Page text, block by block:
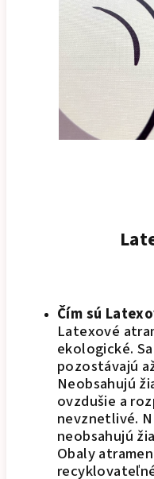
Čím sú
Latexové
ekologické.
pozostávajú
Neobsahujú
ovzdušie a
nevznetlivé.
neobsahujú
Obaly